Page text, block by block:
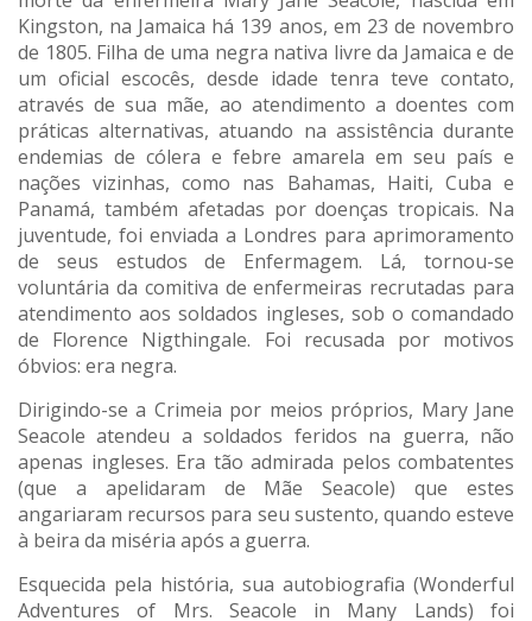
Kingston, na Jamaica há 139 anos, em 23 de novembro
de 1805. Filha de uma negra nativa livre da Jamaica e de
um oficial escocês, desde idade tenra teve contato,
através de sua mãe, ao atendimento a doentes com
práticas alternativas, atuando na assistência durante
endemias de cólera e febre amarela em seu país e
nações vizinhas, como nas Bahamas, Haiti, Cuba e
Panamá, também afetadas por doenças tropicais. Na
juventude, foi enviada a Londres para aprimoramento
de seus estudos de Enfermagem. Lá, tornou-se
voluntária da comitiva de enfermeiras recrutadas para
atendimento aos soldados ingleses, sob o comandado
de Florence Nigthingale. Foi recusada por motivos
óbvios: era negra.
Dirigindo-se a Crimeia por meios próprios, Mary Jane
Seacole atendeu a soldados feridos na guerra, não
apenas ingleses. Era tão admirada pelos combatentes
(que a apelidaram de Mãe Seacole) que estes
angariaram recursos para seu sustento, quando esteve
à beira da miséria após a guerra.
Esquecida pela história, sua autobiografia (Wonderful
Adventures of Mrs. Seacole in Many Lands) foi